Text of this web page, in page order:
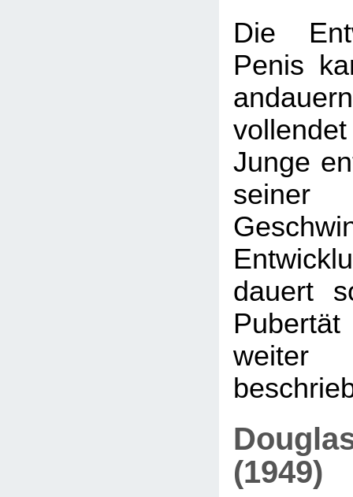
Die
Penis
Junge
seiner
dauert
(1949)